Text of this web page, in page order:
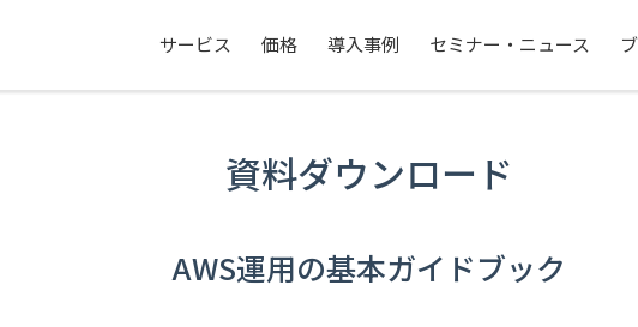
サービス 価格 導入事例 セミナー・ニュース
資料ダウンロード
AWS運用の基本ガイドブック